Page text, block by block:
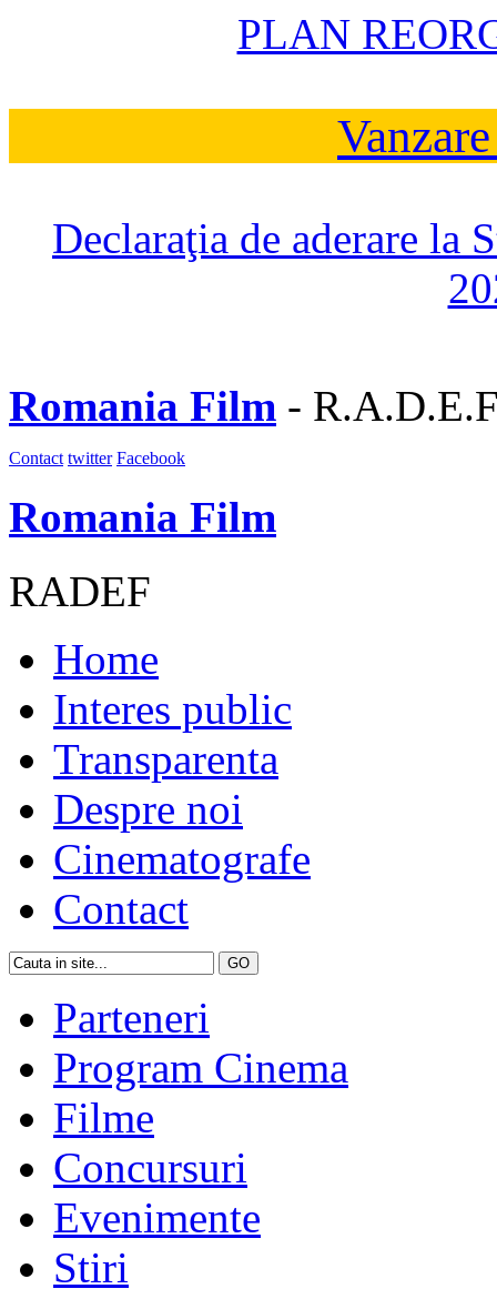
PLAN
Declaraţia de aderare la
Romania Film -
Contact twitter Facebook
Romania Film
RADEF
Home
Interes public
Transparenta
Despre noi
Cinematografe
Contact
Parteneri
Program Cinema
Filme
Concursuri
Evenimente
Stiri